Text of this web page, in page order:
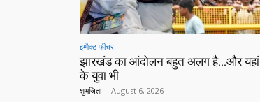
इम्पैक्ट फीचर
झारखंड का आंदोलन बहुत अलग है…और यहां
के युवा भी
शुभजिता - August 6, 2026